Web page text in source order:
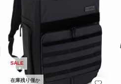
SALE
在庫残り僅か